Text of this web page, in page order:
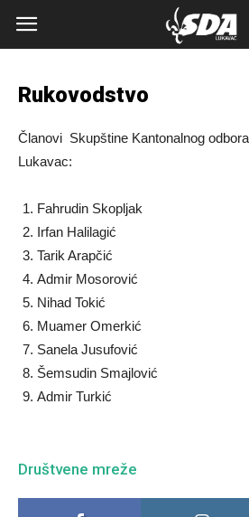
Rukovodstvo
Članovi Skupštine Kantonalnog
Lukavac:
Fahrudin Skopljak
Irfan Halilagić
Tarik Arapčić
Admir Mosorović
Nihad Tokić
Muamer Omerkić
Sanela Jusufović
Šemsudin Smajlović
Admir Turkić
Društvene mreže